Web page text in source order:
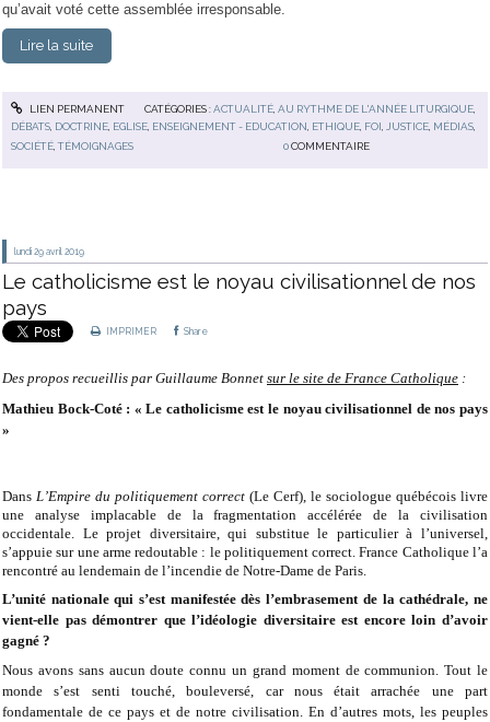
qu’avait voté cette assemblée irresponsable.
Lire la suite
LIEN PERMANENT CATÉGORIES :ACTUALITÉ, AU RYTHME DE L'ANNÉE LITURGIQUE,
DÉBATS DOCTRINE EGLISE ENSEIGNEMENT - EDUCATION ETHIQUE FOI JUSTICE MÉDIAS
SOCIÉTÉ,TÉMOIGNAGES 0 COMMENTAIRE
lundi 29 avril 2019
Le catholicisme est le noyau civilisationnel de nos
pays
IMPRIMER Share
Des propos recueillis par Guillaume Bonnet sur le site de France Catholique :
Mathieu Bock-Coté : « Le catholicisme est le noyau civilisationnel de nos pays
»
Dans L’Empire du politiquement correct (Le Cerf), le sociologue québécois livre
une analyse implacable de la fragmentation accélérée de la civilisation
occidentale. Le projet diversitaire, qui substitue le particulier à l’universel,
s’appuie sur une arme redoutable : le politiquement correct. France Catholique l’a
rencontré au lendemain de l’incendie de Notre-Dame de Paris.
L’unité nationale qui s’est manifestée dès l’embrasement de la cathédrale, ne
vient-elle pas démontrer que l’idéologie diversitaire est encore loin d’avoir
gagné ?
Nous avons sans aucun doute connu un grand moment de communion. Tout le
monde s’est senti touché, bouleversé, car nous était arrachée une part
fondamentale de ce pays et de notre civilisation. En d’autres mots, les peuples